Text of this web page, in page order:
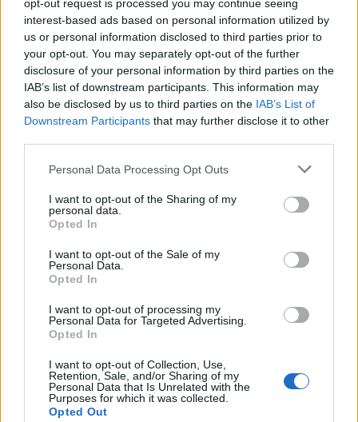
opt-out request is processed you may continue seeing
interest-based ads based on personal information utilized by
us or personal information disclosed to third parties prior to
your opt-out. You may separately opt-out of the further
disclosure of your personal information by third parties on the
IAB’s list of downstream participants. This information may
also be disclosed by us to third parties on the IAB’s List of
Downstream Participants that may further disclose it to other
Personal Data Processing Opt Outs
I want to opt-out of the Sharing of my
personal data.
Opted In
I want to opt-out of the Sale of my
Personal Data.
Opted In
I want to opt-out of processing my
Personal Data for Targeted Advertising.
Opted In
I want to opt-out of Collection, Use,
Retention, Sale, and/or Sharing of my
Personal Data that Is Unrelated with the
Purposes for which it was collected.
Opted Out
Váš názor
Vyjádření starosty města Jana Konvalinky
k mediálním sdělením ohledně parkovacího
domu
redakce - 26. 9. 2023
PŘÍBRAM - Starosta Jan Konvalinka překládá několik bodů týkající se
O čem se mluví
Bude parkovací dům v Příbrami dražší?